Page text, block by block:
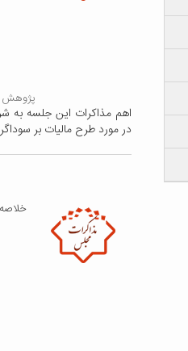
پژوهش
اهم مذاکرات این جلسه به
در مورد طرح مالیات بر
خلاصه